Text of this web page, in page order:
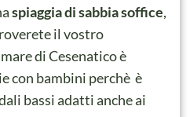
spiaggia di sabbia soffice,
il vostro
di Cesenatico è
con bambini perchè è
bassi adatti anche ai